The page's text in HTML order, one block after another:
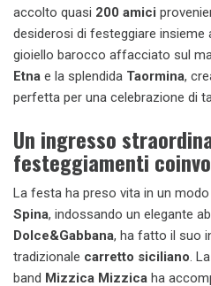
accolto quasi 200 amici
desiderosi di festeggiare insieme
gioiello barocco affacciato sul
Etna e la splendida Taormina,
perfetta per una celebrazione di
Un ingresso
festeggiamenti
La festa ha preso vita in un
Spina, indossando un elegante
Dolce&Gabbana, ha fatto il suo
tradizionale carretto siciliano.
band Mizzica Mizzica ha